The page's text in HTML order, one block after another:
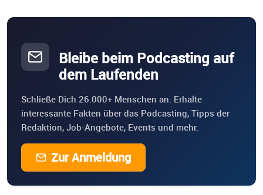
Bleibe beim Podcasting auf
dem Laufenden
Schließe Dich 26.000+ Menschen an. Erhalte
interessante Fakten über das Podcasting, Tipps der
Redaktion, Job-Angebote, Events und mehr.
Zur Anmeldung